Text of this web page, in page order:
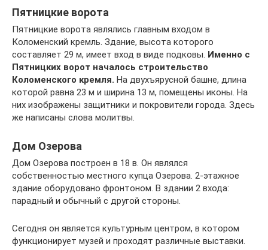
Пятницкие ворота
Пятницкие ворота являлись главным входом в
Коломенский кремль. Здание, высота которого
составляет 29 м, имеет вход в виде подковы. Именно с
Пятницких ворот началось строительство
Коломенского кремля. На двухъярусной башне, длина
которой равна 23 м и ширина 13 м, помещены иконы. На
них изображены защитники и покровители города. Здесь
же написаны слова молитвы.
Дом Озерова
Дом Озерова построен в 18 в. Он являлся
собственностью местного купца Озерова. 2-этажное
здание оборудовано фронтоном. В здании 2 входа:
парадный и обычный с другой стороны.
Сегодня он является культурным центром, в котором
функционирует музей и проходят различные выставки.